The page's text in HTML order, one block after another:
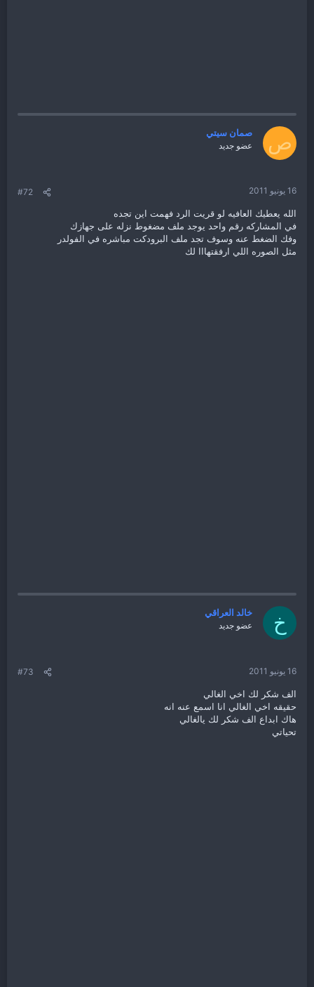
ص صمان سيتي
عضو جديد
16 يونيو 2011 #72
الله يعطيك العافيه لو قريت الرد فهمت اين تجده
في المشاركه رقم واحد يوجد ملف مضغوط نزله على جهازك
وفك الضغط عنه وسوف تجد ملف البرودكت مباشره في الفولدر
مثل الصوره اللي ارفقتهااا لك
خ خالد العراقي
عضو جديد
16 يونيو 2011 #73
الف شكر لك اخي الغالي
حقيقه اخي الغالي انا اسمع عنه انه
هاك ابداع الف شكر لك يالغالي
تحياتي